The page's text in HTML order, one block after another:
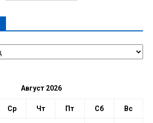
Август 2026
Ср Чт Пт Сб Вс